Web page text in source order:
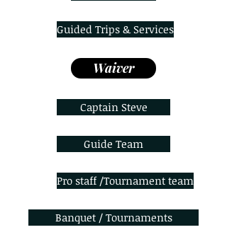
Guided Trips & Services
Waiver
Captain Steve
Guide Team
Pro staff /Tournament team
Banquet / Tournaments